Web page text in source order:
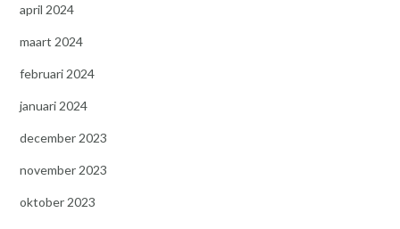
april 2024
maart 2024
februari 2024
januari 2024
december 2023
november 2023
oktober 2023